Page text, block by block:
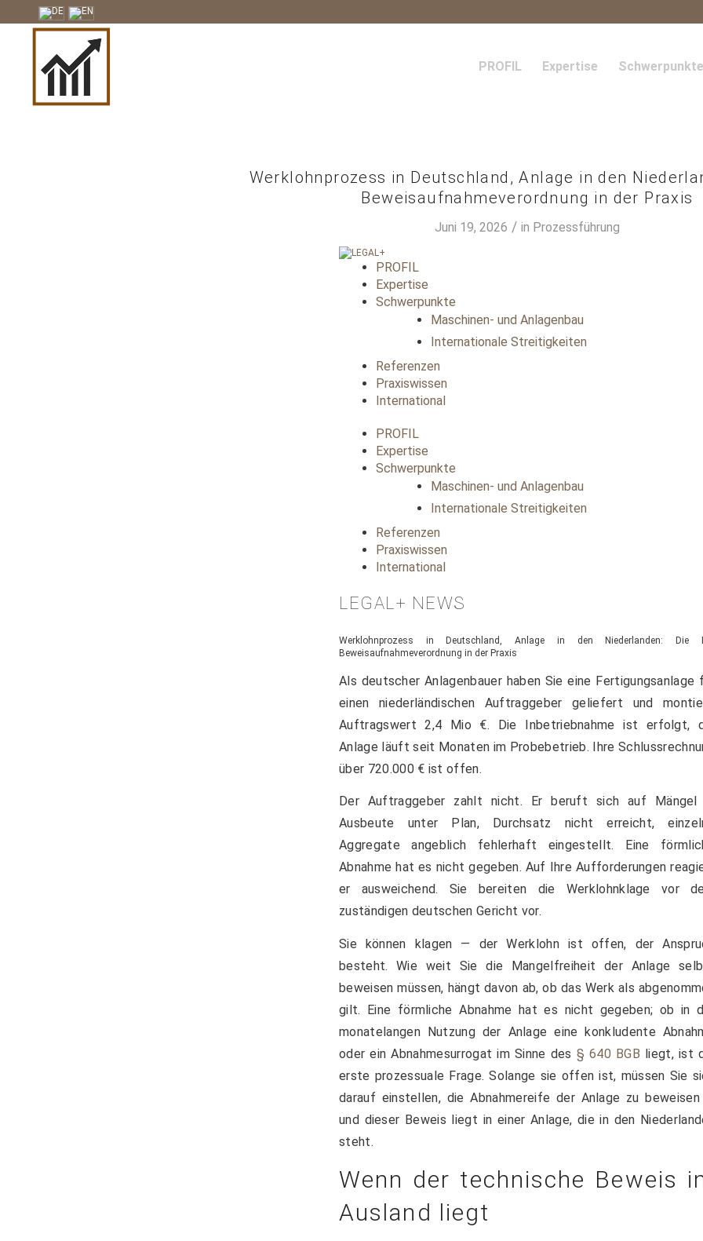
PROFIL Expertise Schwerpunkte
Werklohnprozess in Deutschland, Anlage in den
Beweisaufnahmeverordnung in der Praxis
Juni 19, 2026 / in Prozessführung
PROFIL
Expertise
Schwerpunkte
Maschinen- und Anlagenbau
Internationale Streitigkeiten
Referenzen
Praxiswissen
International
PROFIL
Expertise
Schwerpunkte
Maschinen- und Anlagenbau
Internationale Streitigkeiten
Referenzen
Praxiswissen
International
LEGAL+ NEWS
Werklohnprozess in Deutschland, Anlage in den Niederlanden: Die
Beweisaufnahmeverordnung in der Praxis
Als deutscher Anlagenbauer haben Sie eine Fertigungsanlage
einen niederländischen Auftraggeber geliefert und
Auftragswert 2,4 Mio €. Die Inbetriebnahme ist erfolgt,
Anlage läuft seit Monaten im Probebetrieb. Ihre
über 720.000 € ist offen.
Der Auftraggeber zahlt nicht. Er beruft sich auf
Ausbeute unter Plan, Durchsatz nicht erreicht,
Aggregate angeblich fehlerhaft eingestellt. Eine
Abnahme hat es nicht gegeben. Auf Ihre Aufforderungen
er ausweichend. Sie bereiten die Werklohnklage vor
zuständigen deutschen Gericht vor.
Sie können klagen — der Werklohn ist offen, der
besteht. Wie weit Sie die Mangelfreiheit der Anlage
beweisen müssen, hängt davon ab, ob das Werk als
gilt. Eine förmliche Abnahme hat es nicht gegeben; ob in
monatelangen Nutzung der Anlage eine konkludente
oder ein Abnahmesurrogat im Sinne des § 640 BGB liegt, ist
erste prozessuale Frage. Solange sie offen ist, müssen Sie
darauf einstellen, die Abnahmereife der Anlage zu
und dieser Beweis liegt in einer Anlage, die in den
steht.
Wenn der technische Beweis
Ausland liegt